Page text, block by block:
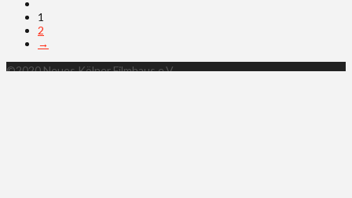
1
2
→
©2020 Neues Kölner Filmhaus e.V.